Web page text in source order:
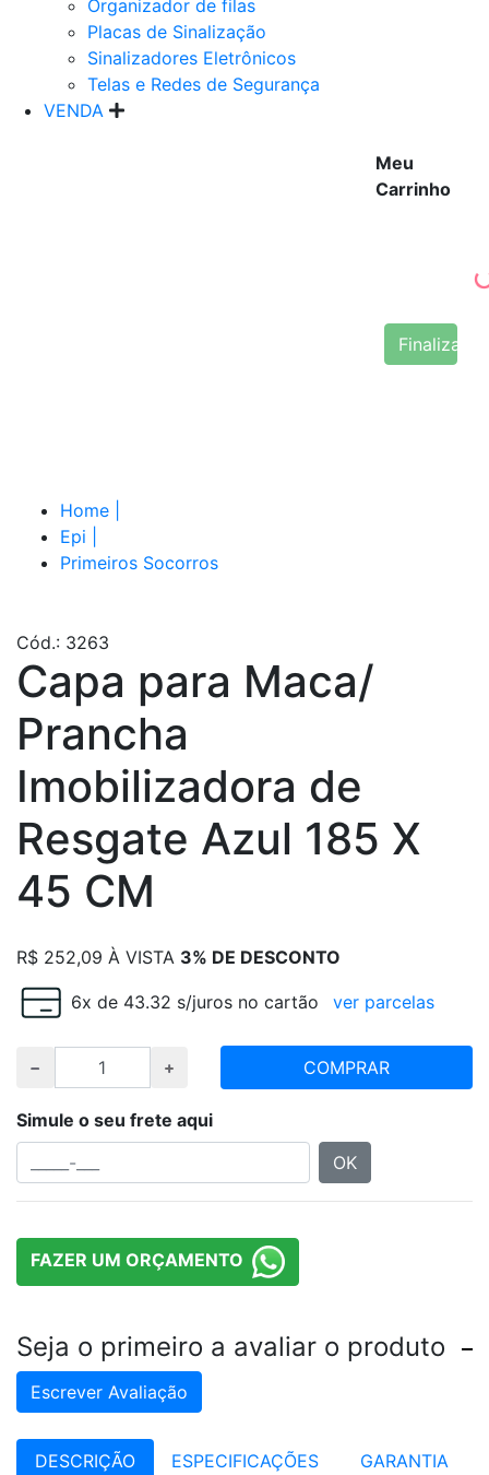
Organizador de filas
Placas de Sinalização
Sinalizadores Eletrônicos
Telas e Redes de Segurança
VENDA
Meu
Carrinho
Finalizar
Home
Epi
Primeiros Socorros
Cód.: 3263
Capa para Maca/
Prancha
Imobilizadora de
Resgate Azul 185 X
45 CM
R$ 252,09 À VISTA 3% DE DESCONTO
6x de 43.32 s/juros no cartão ver parcelas
COMPRAR
Simule o seu frete aqui
OK
FAZER UM ORÇAMENTO
Seja o primeiro a avaliar o produto
Escrever Avaliação
DESCRIÇÃO ESPECIFICAÇÕES
GARANTIA